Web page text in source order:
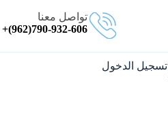
تواصل معنا
790-932-606(962)+
تسجيل الدخول